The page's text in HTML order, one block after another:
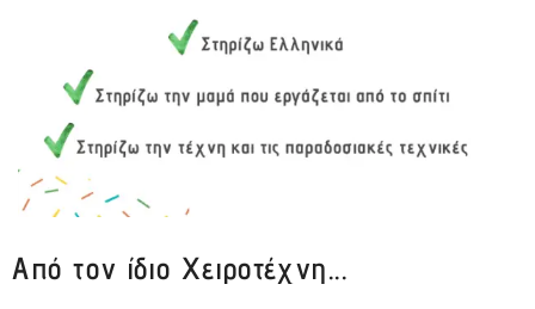
Από τον ίδιο Χειροτέχνη...